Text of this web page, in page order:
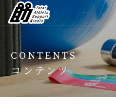
ホーム
TASKについて
CONTENTS
コンテンツ